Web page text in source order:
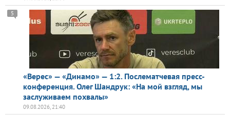
«Верес» — «Динамо» — 1:2. Послематчевая пресс-
конференция. Олег Шандрук: «На мой взгляд, мы
заслуживаем похвалы»
5
09.08.2026, 21:40